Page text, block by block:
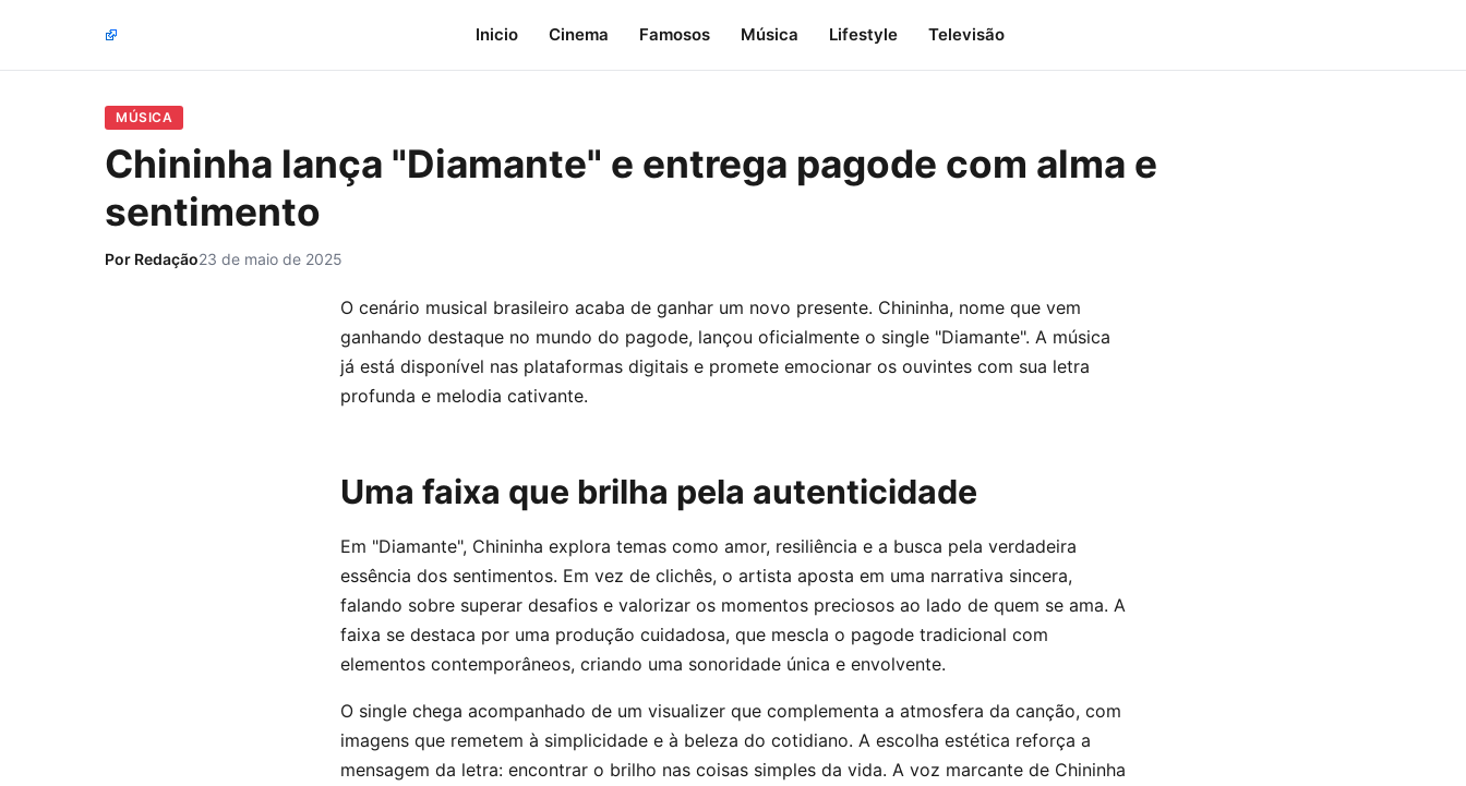
Inicio Cinema Famosos Música Lifestyle Televisão
MÚSICA
Chininha lança "Diamante" e entrega pagode com alma e
sentimento
Por Redação23 de maio de 2025
O cenário musical brasileiro acaba de ganhar um novo presente. Chininha, nome que vem
ganhando destaque no mundo do pagode, lançou oficialmente o single "Diamante". A música
já está disponível nas plataformas digitais e promete emocionar os ouvintes com sua letra
profunda e melodia cativante.
Uma faixa que brilha pela autenticidade
Em "Diamante", Chininha explora temas como amor, resiliência e a busca pela verdadeira
essência dos sentimentos. Em vez de clichês, o artista aposta em uma narrativa sincera,
falando sobre superar desafios e valorizar os momentos preciosos ao lado de quem se ama. A
faixa se destaca por uma produção cuidadosa, que mescla o pagode tradicional com
elementos contemporâneos, criando uma sonoridade única e envolvente.
O single chega acompanhado de um visualizer que complementa a atmosfera da canção, com
imagens que remetem à simplicidade e à beleza do cotidiano. A escolha estética reforça a
mensagem da letra: encontrar o brilho nas coisas simples da vida. A voz marcante de Chininha